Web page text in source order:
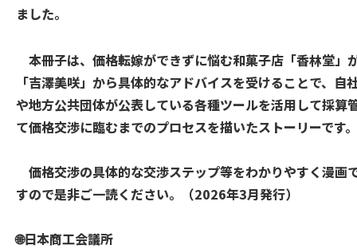
ました。
本冊子は、価格転嫁ができずに悩む和菓子店「香林堂」
「吉澤美咲」から具体的なアドバイスを受けることで、
や地方公共団体が公表している各種ツールを活用して採算
て価格交渉に臨むまでのプロセスを描いたストーリーです。
価格交渉の具体的な交渉ステップ等をわかりやすく漫画
すので是非ご一読ください。（2026年3月発行）
🌐日本商工会議所